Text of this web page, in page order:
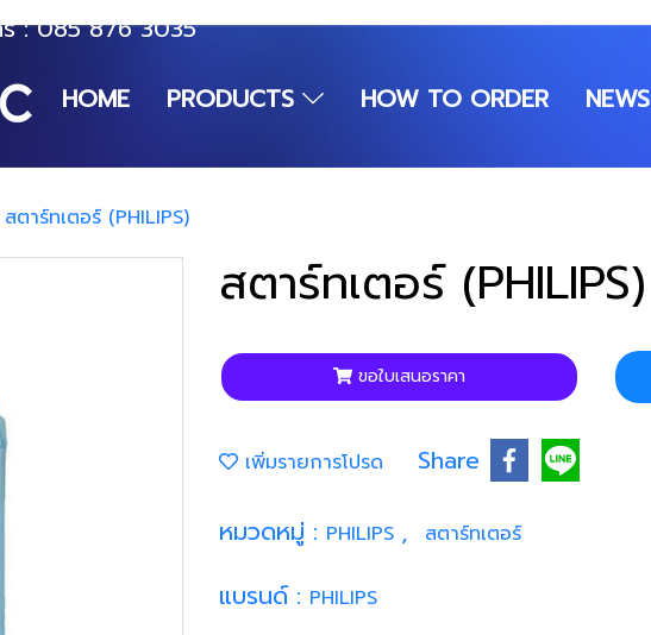
:085 876 3035
HOME
PRODUCTS HOW TO ORDER NEWS
สตาร์ทเตอร์ (PHILIPS)
สตาร์ทเตอร์ (PHILIPS)
ขอใบเสนอราคา
เพิ่มรายการโปรด Share
หมวดหมู่ : PHILIPS , สตาร์ทเตอร์
แบรนด์ : PHILIPS